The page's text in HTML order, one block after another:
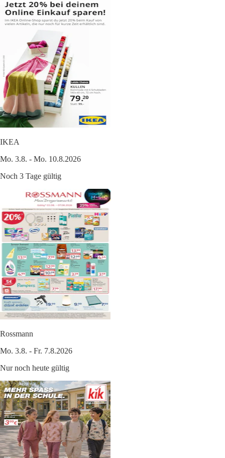
IKEA
Mo. 3.8. - Mo. 10.8.2026
Noch 3 Tage gültig
Rossmann
Mo. 3.8. - Fr. 7.8.2026
Nur noch heute gültig